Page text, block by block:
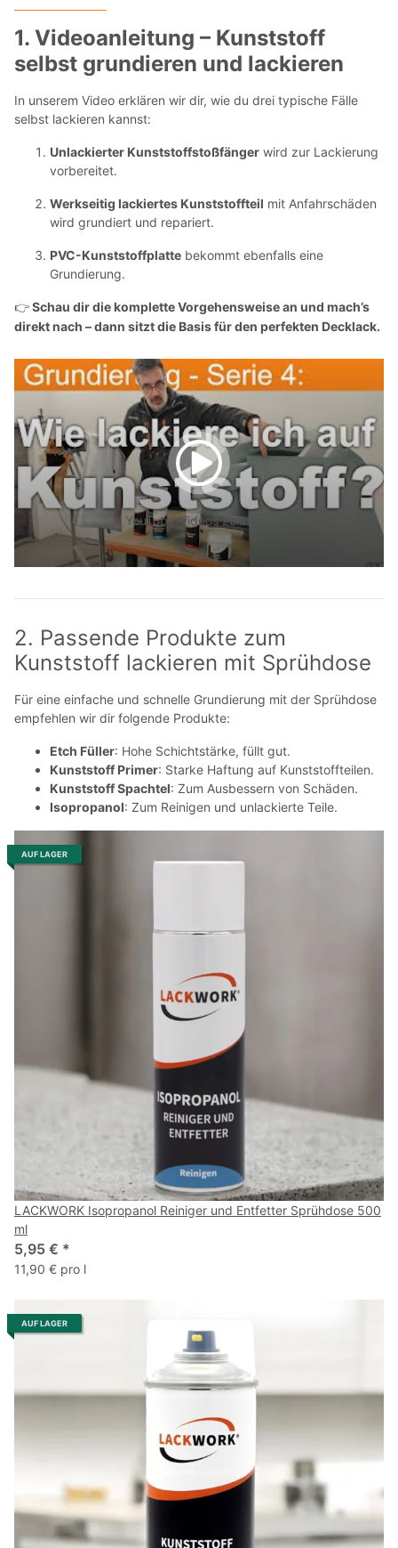
1. Videoanleitung – Kunststoff
selbst grundieren und lackieren
In unserem Video erklären wir dir, wie du drei typische Fälle
selbst lackieren kannst:
Unlackierter Kunststoffstoßfänger wird zur Lackierung
vorbereitet.
Werkseitig lackiertes Kunststoffteil mit Anfahrschäden
wird grundiert und repariert.
PVC-Kunststoffplatte bekommt ebenfalls eine
Grundierung.
👉 Schau dir die komplette Vorgehensweise an und mach’s
direkt nach – dann sitzt die Basis für den perfekten Decklack.
YouTube-Videos zulassen
2. Passende Produkte zum
Kunststoff lackieren mit Sprühdose
Für eine einfache und schnelle Grundierung mit der Sprühdose
empfehlen wir dir folgende Produkte:
Etch Füller: Hohe Schichtstärke, füllt gut.
Kunststoff Primer: Starke Haftung auf Kunststoffteilen.
Kunststoff Spachtel: Zum Ausbessern von Schäden.
Isopropanol: Zum Reinigen und unlackierte Teile.
AUF LAGER
LACKWORK Isopropanol Reiniger und Entfetter Sprühdose 500
ml
5,95 € *
11,90 € pro l
AUF LAGER